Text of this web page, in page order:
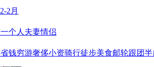
2月
一个人 夫妻情侣
省钱穷游奢侈小资骑行徒步美食邮轮跟团半